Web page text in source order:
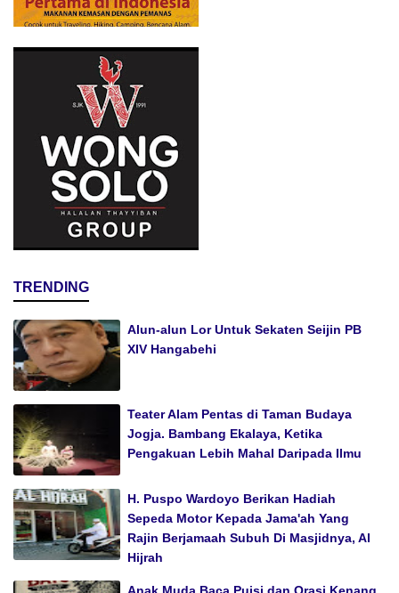
TRENDING
Alun-alun Lor Untuk Sekaten Seijin PB
XIV Hangabehi
Teater Alam Pentas di Taman Budaya
Jogja. Bambang Ekalaya, Ketika
Pengakuan Lebih Mahal Daripada Ilmu
H. Puspo Wardoyo Berikan Hadiah
Sepeda Motor Kepada Jama'ah Yang
Rajin Berjamaah Subuh Di Masjidnya, Al
Hijrah
Anak Muda Baca Puisi dan Orasi Kenang